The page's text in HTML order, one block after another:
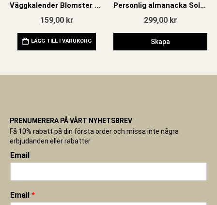
Väggkalender Blomster A4 2027
159,00 kr
LÄGG TILL I VARUKORG
Personlig almanacka Solros
299,00 kr
Skapa
PRENUMERERA PÅ VÅRT NYHETSBREV
Få 10% rabatt på din första order och missa inte några
erbjudanden eller rabatter
Email
Email *